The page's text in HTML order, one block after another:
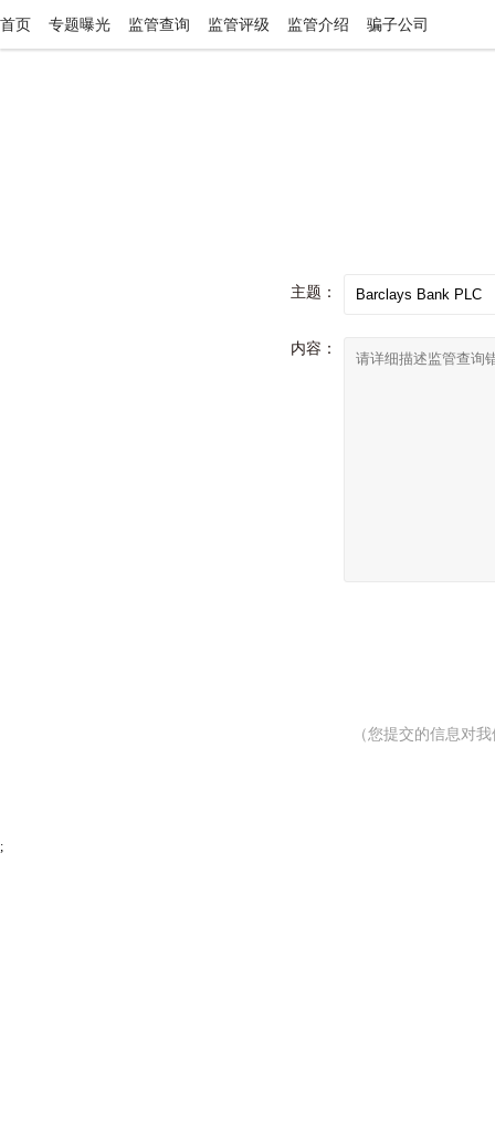
首页 专题曝光 监管查询 监管评级 监管介绍 骗子公司
主题：
内容：
（您提交的信息对
;